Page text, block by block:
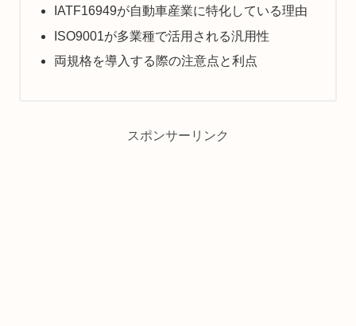
IATF16949が自動車産業に特化している理由
ISO9001が多業種で活用される汎用性
両規格を導入する際の注意点と利点
スポンサーリンク